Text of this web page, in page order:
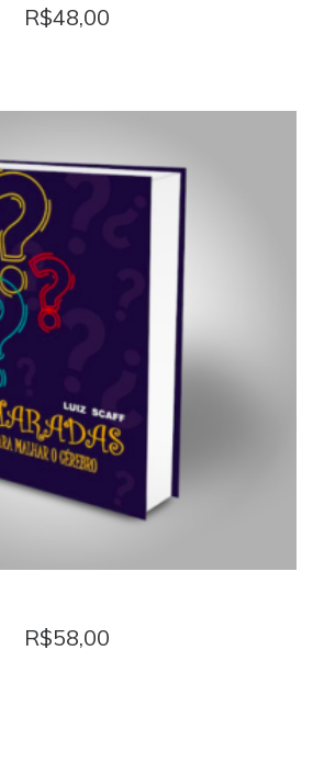
R$48,00
R$58,00